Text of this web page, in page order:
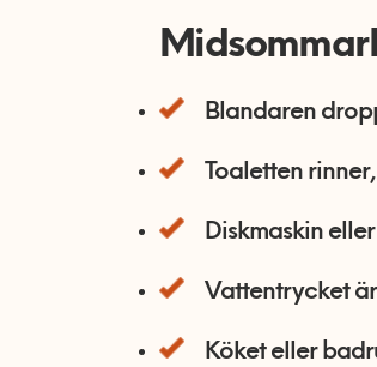
Blandaren
Toaletten
Diskmaskin
Vattentrycket
Köket eller